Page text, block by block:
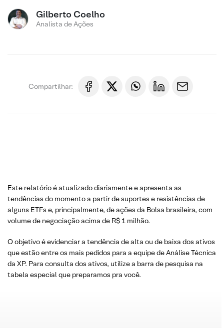
Gilberto Coelho
Analista de Ações
Compartilhar:
Este relatório é atualizado diariamente e apresenta as
tendências do momento a partir de suportes e resistências de
alguns ETFs e, principalmente, de ações da Bolsa brasileira, com
volume de negociação acima de R$ 1 milhão.
O objetivo é evidenciar a tendência de alta ou de baixa dos ativos
que estão entre os mais pedidos para a equipe de Análise Técnica
da XP. Para consulta dos ativos, utilize a barra de pesquisa na
tabela especial que preparamos pra você.